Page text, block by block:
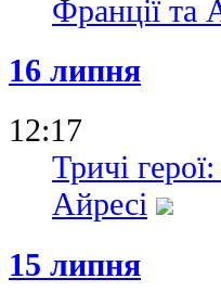
Франції та
16 липня
12:17
Тричі
Айресі
15 липня